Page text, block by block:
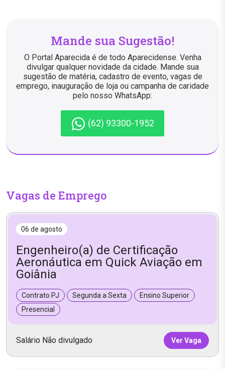
Mande sua Sugestão!
O Portal Aparecida é de todo Aparecidense. Venha
divulgar qualquer novidade da cidade. Mande sua
sugestão de matéria, cadastro de evento, vagas de
emprego, inauguração de loja ou campanha de caridade
pelo nosso WhatsApp:
(62) 93300-1952
Vagas de Emprego
06 de agosto
Engenheiro(a) de Certificação
Aeronáutica em Quick Aviação em
Goiânia
Contrato PJ Segunda a Sexta
Ensino Superior
Presencial
Salário Não divulgado Ver Vaga